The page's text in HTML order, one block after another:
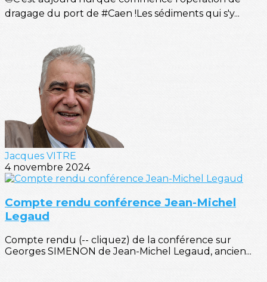
dragage du port de #Caen !Les sédiments qui s'y...
Jacques VITRE
4 novembre 2024
Compte rendu conférence Jean-Michel
Legaud
Compte rendu (-- cliquez) de la conférence sur
Georges SIMENON de Jean-Michel Legaud, ancien...